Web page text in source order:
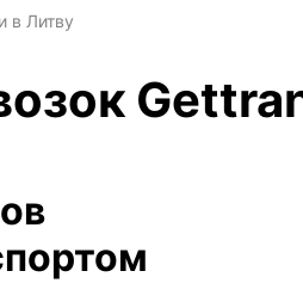
в Литву